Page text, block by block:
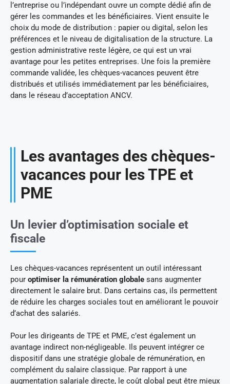
l’entreprise ou l’indépendant ouvre un compte dédié afin de
gérer les commandes et les bénéficiaires. Vient ensuite le
choix du mode de distribution : papier ou digital, selon les
préférences et le niveau de digitalisation de la structure. La
gestion administrative reste légère, ce qui est un vrai
avantage pour les petites entreprises. Une fois la première
commande validée, les chèques-vacances peuvent être
distribués et utilisés immédiatement par les bénéficiaires,
dans le réseau d’acceptation ANCV.
Les avantages des chèques-
vacances pour les TPE et
PME
Un levier d’optimisation sociale et
fiscale
Les chèques-vacances représentent un outil intéressant
pour optimiser la rémunération globale sans augmenter
directement le salaire brut. Dans certains cas, ils permettent
de réduire les charges sociales tout en améliorant le pouvoir
d’achat des salariés.
Pour les dirigeants de TPE et PME, c’est également un
avantage indirect non-négligeable. Ils peuvent intégrer ce
dispositif dans une stratégie globale de rémunération, en
complément du salaire classique. Par rapport à une
augmentation salariale directe, le coût global peut être mieux